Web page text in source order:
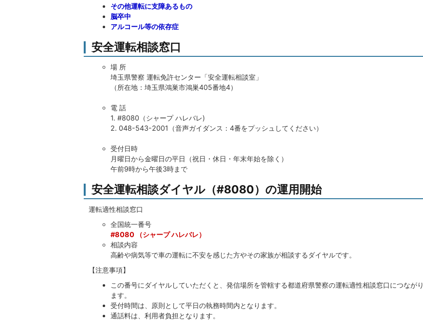
その他運転に支障あるもの
脳卒中
アルコール等の依存症
安全運転相談窓口
場 所
埼玉県警察 運転免許センター「安全運転相談室」
（所在地：埼玉県鴻巣市鴻巣405番地4）
電 話
1. #8080（シャープ ハレバレ)
2. 048-543-2001（音声ガイダンス：4番をプッシュしてください）
受付日時
月曜日から金曜日の平日（祝日・休日・年末年始を除く）
午前9時から午後3時まで
安全運転相談ダイヤル（#8080）の運用開始
運転適性相談窓口
全国統一番号
#8080 （シャープ ハレバレ）
相談内容
高齢や病気等で車の運転に不安を感じた方やその家族が相談するダイヤルです。
【注意事項】
この番号にダイヤルしていただくと、発信場所を管轄する都道府県警察の運転適性相談窓口につながり
ます。
受付時間は、原則として平日の執務時間内となります。
通話料は、利用者負担となります。